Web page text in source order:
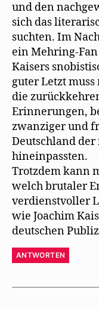
und den
sich das
suchten. Im
ein Mehring-
Kaisers
guter Letzt
die
Erinnerungen,
zwanziger und
Deutschland
hineinpassten.
Trotzdem kann
welch brutaler
verdienstvoller
wie Joachim
deutschen
ANTWORTEN